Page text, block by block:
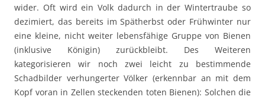
wider. Oft wird ein Volk dadurch in der Wintertraube so
dezimiert, das bereits im Spätherbst oder Frühwinter nur
eine kleine, nicht weiter lebensfähige Gruppe von Bienen
(inklusive Königin) zurückbleibt. Des Weiteren
kategorisieren wir noch zwei leicht zu bestimmende
Schadbilder verhungerter Völker (erkennbar an mit dem
Kopf voran in Zellen steckenden toten Bienen): Solchen die